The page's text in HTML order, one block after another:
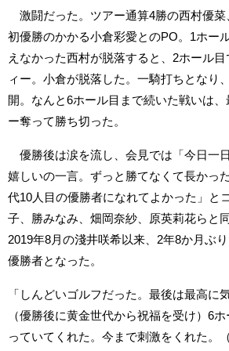
激闘だった。ツアー通算4勝の西村優菜
初優勝のかかる小倉彩愛とのPO。1ホー
えなかった西村が脱落すると、2ホール
ィー。小倉が脱落した。一騎打ちとなり
開。なんと6ホール目まで続いた戦いは
ー奪って勝ち切った。
優勝後は涙を流し、会見では「今日一
嬉しいの一言。ずっと勝てなくて長かっ
代10人目の優勝者になれてよかった」と
子、勝みなみ、畑岡奈紗、原英莉花らと
2019年8月の淺井咲希以来、2年8か月ぶ
優勝者となった。
「しんどいゴルフだった。最後は最高に
（優勝後に黄金世代から祝福を受け）6
っていてくれた。今まで刺激をくれた。